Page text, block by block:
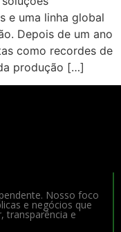
e uma linha global
Depois de um ano
como recordes de
produção […]
Nosso foco
e negócios que
transparência e